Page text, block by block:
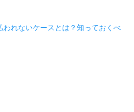
われないケースとは？知っておくべ